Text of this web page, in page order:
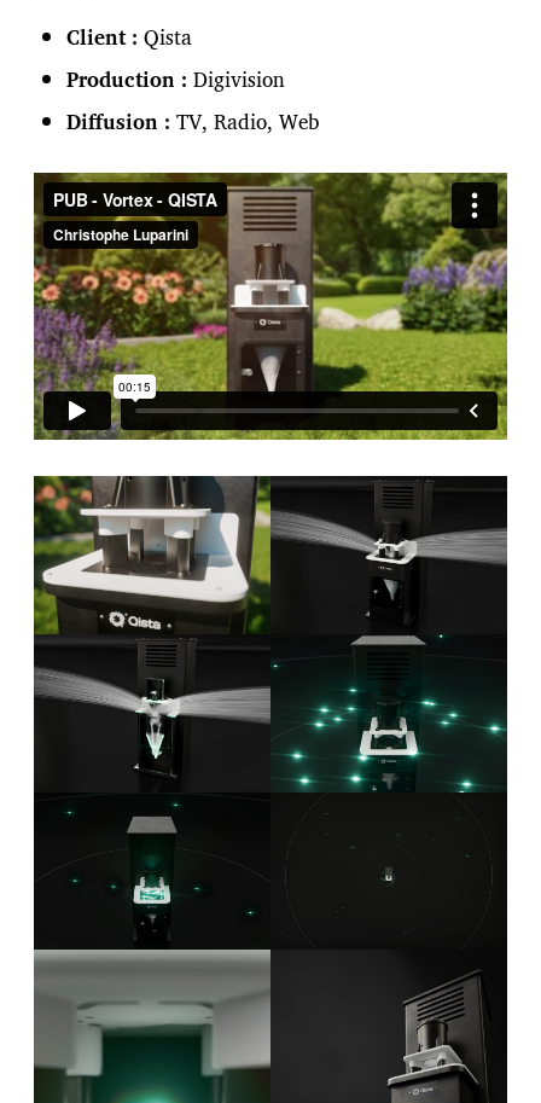
Client : Qista
Production : Digivision
Diffusion : TV, Radio, Web